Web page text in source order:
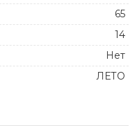
65
14
Нет
ЛЕТО